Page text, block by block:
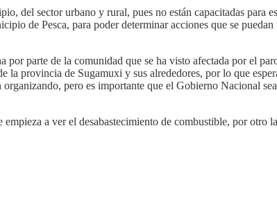
del sector urbano y rural, pues no están capacitadas
de Pesca, para poder determinar acciones que se
parte de la comunidad que se ha visto afectada por el
provincia de Sugamuxi y sus alrededores, por lo que
pero es importante que el Gobierno Nacional
a ver el desabastecimiento de combustible, por